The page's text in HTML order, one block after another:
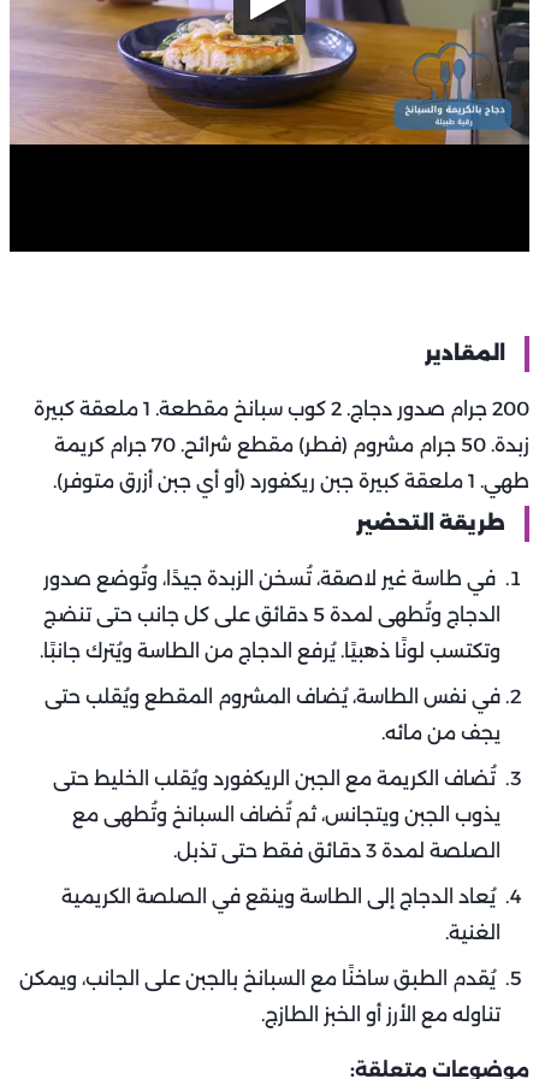
المقادير
200 جرام صدور دجاج. 2 كوب سبانخ مقطعة. 1 ملعقة كبيرة
زبدة. 50 جرام مشروم (فطر) مقطع شرائح. 70 جرام كريمة
طهي. 1 ملعقة كبيرة جبن ريكفورد (أو أي جبن أزرق متوفر).
طريقة التحضير
في طاسة غير لاصقة، تُسخن الزبدة جيدًا، وتُوضع صدور
الدجاج وتُطهى لمدة 5 دقائق على كل جانب حتى تنضج
وتكتسب لونًا ذهبيًا. يُرفع الدجاج من الطاسة ويُترك جانبًا.
في نفس الطاسة، يُضاف المشروم المقطع ويُقلب حتى
يجف من مائه.
تُضاف الكريمة مع الجبن الريكفورد ويُقلب الخليط حتى
يذوب الجبن ويتجانس، ثم تُضاف السبانخ وتُطهى مع
الصلصة لمدة 3 دقائق فقط حتى تذبل.
يُعاد الدجاج إلى الطاسة وينقع في الصلصة الكريمية
الغنية.
يُقدم الطبق ساخنًا مع السبانخ بالجبن على الجانب، ويمكن
تناوله مع الأرز أو الخبز الطازج.
موضوعات متعلقة: